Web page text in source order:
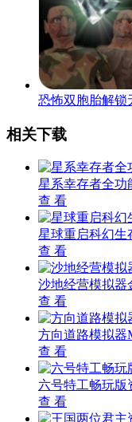
恐怖双胞胎解锁
相关下载
星系幸存者全功
查 看
星球重启科幻生
查 看
沙地经营模拟器
查 看
方向道路模拟器
查 看
六号特工畅玩版
查 看